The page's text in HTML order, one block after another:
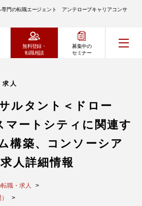
専門の転職エージェント アンテロープキャリアコンサ
無料登録・
転職相談
募集中の
セミナー
求人
ルタント＜ドロー
マートシティに関連す
構築、コンソーシア
人詳細情報
職・求人